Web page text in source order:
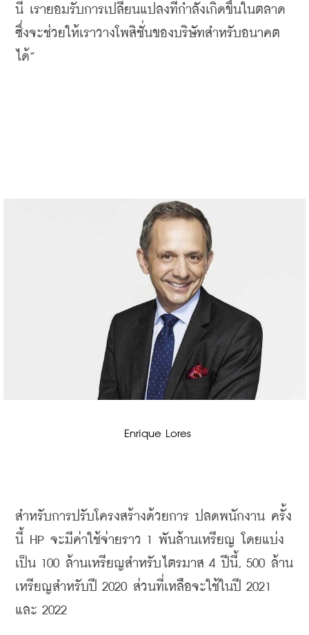
นี้ เรายอมรับการเปลี่ยนแปลงที่กำลังเกิดขึ้นในตลาด
ซึ่งจะช่วยให้เราวางโพสิชั่นของบริษัทสำหรับอนาคต
ได้”
Enrique Lores
สำหรับการปรับโครงสร้างด้วยการ ปลดพนักงาน ครั้ง
นี้ HP จะมีค่าใช้จ่ายราว 1 พันล้านเหรียญ
โดยแบ่ง
เป็น 100 ล้านเหรียญสำหรับไตรมาส 4 ปีนี้, 500 ล้าน
เหรียญสำหรับปี 2020 ส่วนที่เหลือจะใช้ในปี
และ 2022